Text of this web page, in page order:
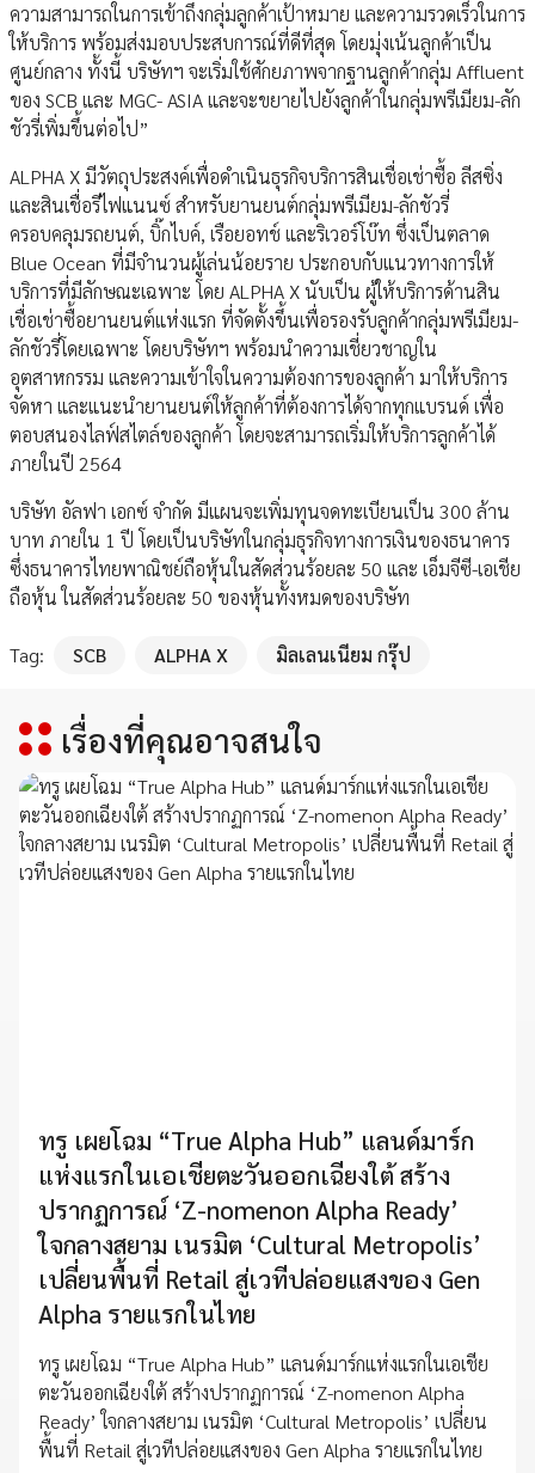
ความสามารถในการเข้าถึงกลุ่มลูกค้าเป้าหมาย และความรวดเร็วในการ
ให้บริการ พร้อมส่งมอบประสบการณ์ที่ดีที่สุด โดยมุ่งเน้นลูกค้าเป็น
ศูนย์กลาง ทั้งนี้ บริษัทฯ จะเริ่มใช้ศักยภาพจากฐานลูกค้ากลุ่ม Affluent
ของ SCB และ MGC- ASIA และจะขยายไปยังลูกค้าในกลุ่มพรีเมียม-ลัก
ชัวรี่เพิ่มขึ้นต่อไป”
ALPHA X มีวัตถุประสงค์เพื่อดำเนินธุรกิจบริการสินเชื่อเช่าซื้อ ลีสซิ่ง
และสินเชื่อรีไฟแนนซ์ สำหรับยานยนต์กลุ่มพรีเมียม-ลักชัวรี่
ครอบคลุมรถยนต์, บิ๊กไบค์, เรือยอทช์ และริเวอร์โบ๊ท ซึ่งเป็นตลาด
Blue Ocean ที่มีจำนวนผู้เล่นน้อยราย ประกอบกับแนวทางการให้
บริการที่มีลักษณะเฉพาะ โดย ALPHA X นับเป็น ผู้ให้บริการด้านสิน
เชื่อเช่าซื้อยานยนต์แห่งแรก ที่จัดตั้งขึ้นเพื่อรองรับลูกค้ากลุ่มพรีเมียม-
ลักชัวรี่โดยเฉพาะ โดยบริษัทฯ พร้อมนำความเชี่ยวชาญใน
อุตสาหกรรม และความเข้าใจในความต้องการของลูกค้า มาให้บริการ
จัดหา และแนะนำยานยนต์ให้ลูกค้าที่ต้องการได้จากทุกแบรนด์ เพื่อ
ตอบสนองไลฟ์สไตล์ของลูกค้า โดยจะสามารถเริ่มให้บริการลูกค้าได้
ภายในปี 2564
บริษัท อัลฟา เอกซ์ จำกัด มีแผนจะเพิ่มทุนจดทะเบียนเป็น 300 ล้าน
บาท ภายใน 1 ปี โดยเป็นบริษัทในกลุ่มธุรกิจทางการเงินของธนาคาร
ซึ่งธนาคารไทยพาณิชย์ถือหุ้นในสัดส่วนร้อยละ 50 และ เอ็มจีซี-เอเชีย
ถือหุ้น ในสัดส่วนร้อยละ 50 ของหุ้นทั้งหมดของบริษัท
Tag: SCB ALPHA X มิลเลนเนียม กรุ๊ป
เรื่องที่คุณอาจสนใจ
ทรู เผยโฉม “True Alpha Hub” แลนด์มาร์ก
แห่งแรกในเอเชียตะวันออกเฉียงใต้ สร้าง
ปรากฏการณ์ ‘Z-nomenon Alpha Ready’
ใจกลางสยาม เนรมิต ‘Cultural Metropolis’
เปลี่ยนพื้นที่ Retail สู่เวทีปล่อยแสงของ Gen
Alpha รายแรกในไทย
ทรู เผยโฉม “True Alpha Hub” แลนด์มาร์กแห่งแรกในเอเชีย
ตะวันออกเฉียงใต้ สร้างปรากฏการณ์ ‘Z-nomenon Alpha
Ready’ ใจกลางสยาม เนรมิต ‘Cultural Metropolis’ เปลี่ยน
พื้นที่ Retail สู่เวทีปล่อยแสงของ Gen Alpha รายแรกในไทย